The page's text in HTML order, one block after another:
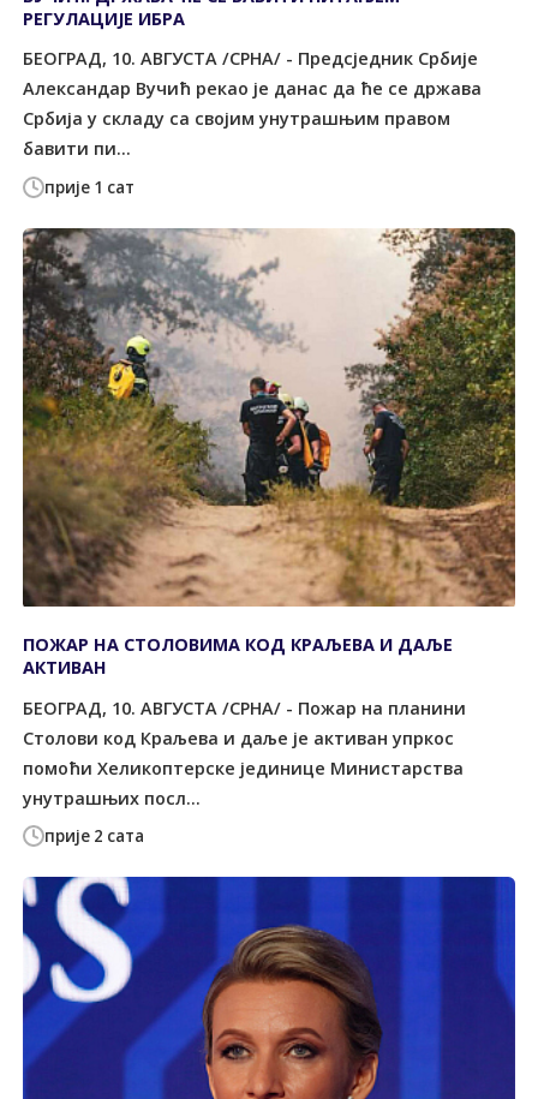
прије 1 сат
РЕГУЛАЦИЈЕ ИБРА
БЕОГРАД, 10. АВГУСТА /СРНА/ - Предсједник Србије
Александар Вучић рекао је данас да ће се држава
Србија у складу са својим унутрашњим правом
бавити пи...
прије 2 сата
ПОЖАР НА СТОЛОВИМА КОД КРАЉЕВА И ДАЉЕ
АКТИВАН
БЕОГРАД, 10. АВГУСТА /СРНА/ - Пожар на планини
Столови код Краљева и даље је активан упркос
помоћи Хеликоптерске јединице Министарства
унутрашњих посл...